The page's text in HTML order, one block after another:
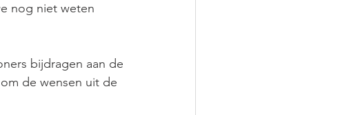
nog niet weten
bijdragen aan de
de wensen uit de